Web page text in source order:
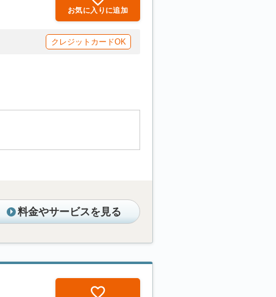
お気に入りに追加
クレジットカードOK
料金やサービスを見る